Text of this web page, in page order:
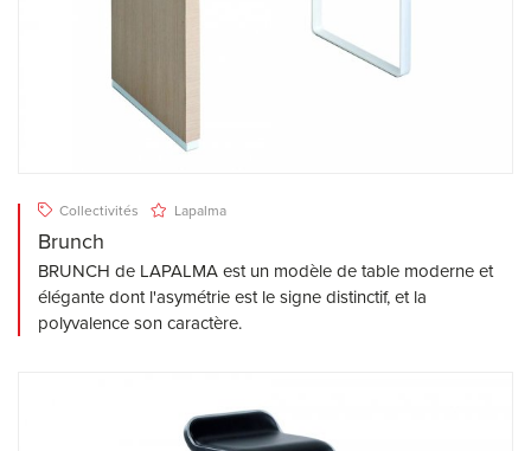
Collectivités Lapalma
Brunch
BRUNCH de LAPALMA est un modèle de table moderne et
élégante dont l'asymétrie est le signe distinctif, et la
polyvalence son caractère.